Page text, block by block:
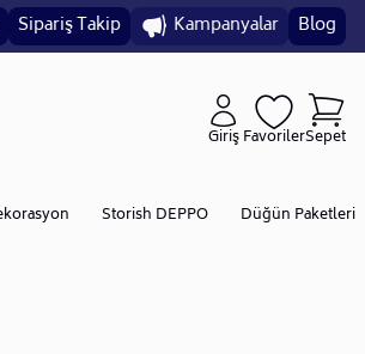
Sipariş Takip Kampanyalar Blog
GirişFavorilerSepet
Storish DEPPO Düğün Paketleri